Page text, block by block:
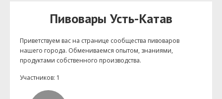
Пивовары Усть-Катав
Приветствуем ваc на странице сообщества пивоваров
нашего города. Обмениваемся опытом, знаниями,
продуктами собственного производства.
Участников: 1